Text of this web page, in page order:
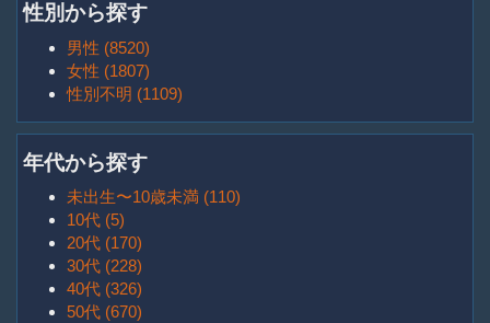
性別から探す
男性 (8520)
女性 (1807)
性別不明 (1109)
年代から探す
未出生〜10歳未満 (110)
10代 (5)
20代 (170)
30代 (228)
40代 (326)
50代 (670)